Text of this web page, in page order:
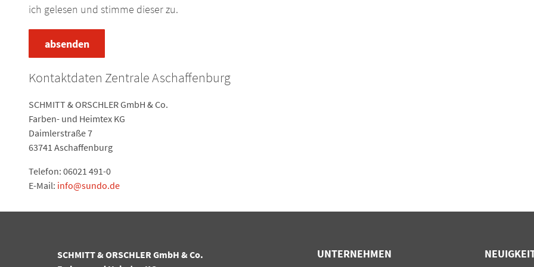
ich gelesen und stimme dieser zu.
absenden
Kontaktdaten Zentrale Aschaffenburg
SCHMITT & ORSCHLER GmbH & Co.
Farben- und Heimtex KG
Daimlerstraße 7
63741 Aschaffenburg
Telefon: 06021 491-0
E-Mail: info@sundo.de
SCHMITT & ORSCHLER GmbH & Co.
UNTERNEHMEN